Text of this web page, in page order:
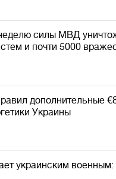
силы МВД
и почти 5000
дополнительные
Украины
украинским